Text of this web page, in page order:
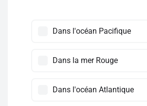
Dans l'océan Pacifique
Dans la mer Rouge
Dans l'océan Atlantique